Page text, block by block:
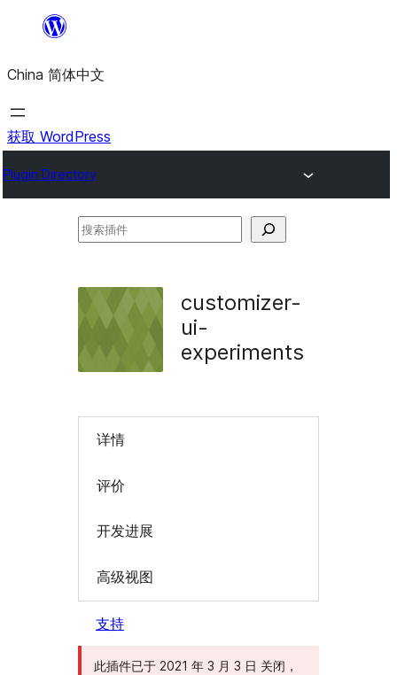
内
容
China 简体中文
获取 WordPress
Plugin Directory
搜
customizer-
ui-
experiments
详情
评价
开发进展
高级视图
支持
此插件已于 2021 年 3 月 3 日 关闭，